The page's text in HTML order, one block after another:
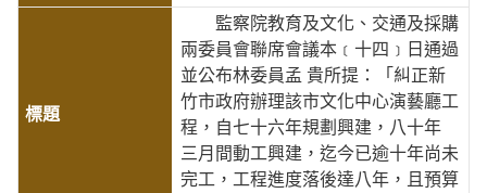
監察院教育及文化、交通及採購
兩委員會聯席會議本﹝十四﹞日通過
並公布林委員孟 貴所提：「糾正新
竹市政府辦理該市文化中心演藝廳工
程，自七十六年規劃興建，八十年
三月間動工興建，迄今已逾十年尚未
完工，工程進度落後達八年，且預算